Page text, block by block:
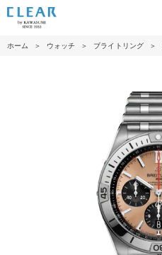
ホーム ＞ ウォッチ ＞ ブライトリング ＞